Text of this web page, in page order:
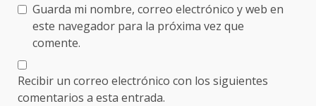
Guarda mi nombre, correo electrónico y web en
este navegador para la próxima vez que
comente.
Recibir un correo electrónico con los siguientes
comentarios a esta entrada.